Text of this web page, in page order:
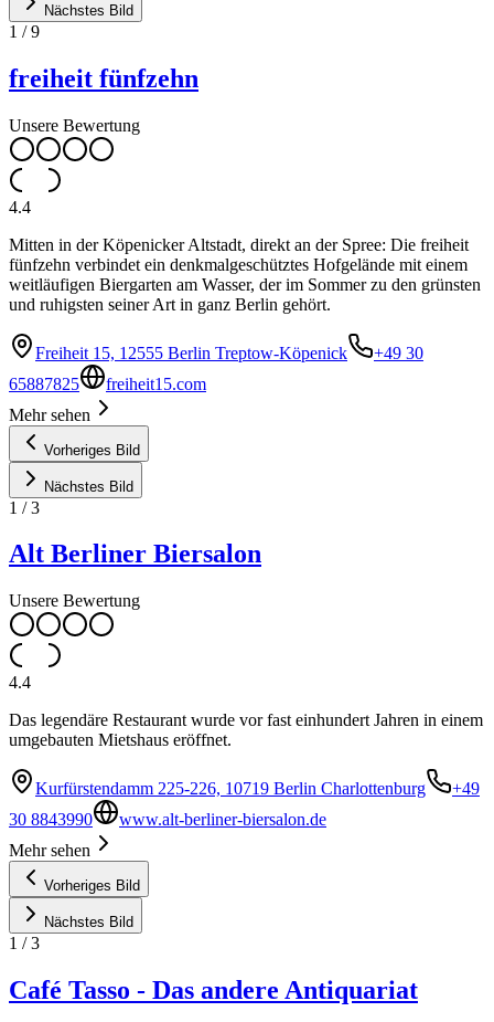
Nächstes Bild
1 /9
freiheit fünfzehn
Unsere Bewertung
4.4
Mitten in der Köpenicker Altstadt, direkt an der Spree: Die freiheit
fünfzehn verbindet ein denkmalgeschütztes Hofgelände mit einem
weitläufigen Biergarten am Wasser, der im Sommer zu den grünsten
und ruhigsten seiner Art in ganz Berlin gehört.
Freiheit 15, 12555 Berlin Treptow-Köpenick
+49 30
65887825
freiheit15.com
Mehr sehen
Vorheriges Bild
Nächstes Bild
1 /3
Alt Berliner Biersalon
Unsere Bewertung
4.4
Das legendäre Restaurant wurde vor fast einhundert Jahren in einem
umgebauten Mietshaus eröffnet.
Kurfürstendamm 225-226, 10719 Berlin Charlottenburg
+49
30 8843990
www.alt-berliner-biersalon.de
Mehr sehen
Vorheriges Bild
Nächstes Bild
1 /3
Café Tasso - Das andere Antiquariat